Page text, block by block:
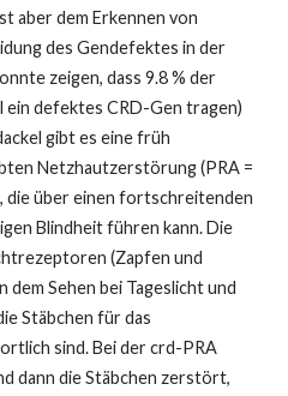
aber dem Erkennen von
des Gendefektes in der
zeigen, dass 9.8 % der
ein defektes CRD-Gen tragen)
gibt es eine früh
Netzhautzerstörung (PRA =
die über einen fortschreitenden
Blindheit führen kann. Die
(Zapfen und
dem Sehen bei Tageslicht und
Stäbchen für das
sind. Bei der crd-PRA
dann die Stäbchen zerstört,